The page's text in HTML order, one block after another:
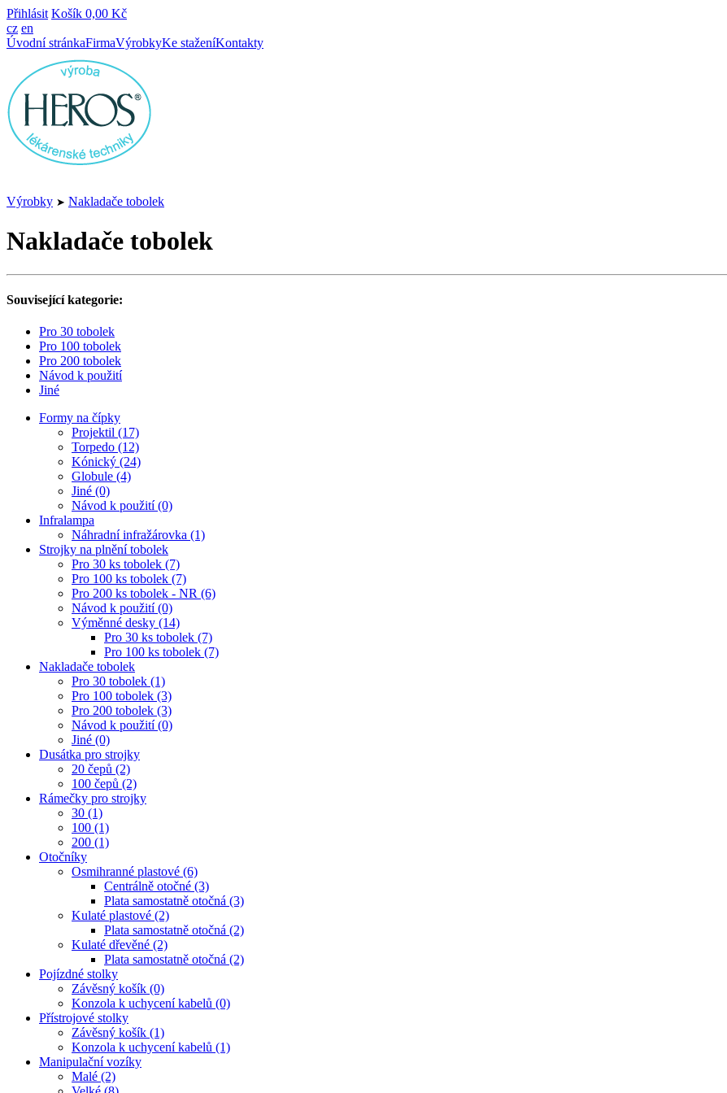
Přihlásit Košík 0,00 Kč
cz en
Úvodní stránkaFirmaVýrobkyKe staženíKontakty
Výrobky ➤ Nakladače tobolek
Nakladače tobolek
Související kategorie:
Pro 30 tobolek
Pro 100 tobolek
Pro 200 tobolek
Návod k použití
Jiné
Formy na čípky
Projektil (17)
Torpedo (12)
Kónický (24)
Globule (4)
Jiné (0)
Návod k použití (0)
Infralampa
Náhradní infražárovka (1)
Strojky na plnění tobolek
Pro 30 ks tobolek (7)
Pro 100 ks tobolek (7)
Pro 200 ks tobolek - NR (6)
Návod k použití (0)
Výměnné desky (14)
Pro 30 ks tobolek (7)
Pro 100 ks tobolek (7)
Nakladače tobolek
Pro 30 tobolek (1)
Pro 100 tobolek (3)
Pro 200 tobolek (3)
Návod k použití (0)
Jiné (0)
Dusátka pro strojky
20 čepů (2)
100 čepů (2)
Rámečky pro strojky
30 (1)
100 (1)
200 (1)
Otočníky
Osmihranné plastové (6)
Centrálně otočné (3)
Plata samostatně otočná (3)
Kulaté plastové (2)
Plata samostatně otočná (2)
Kulaté dřevěné (2)
Plata samostatně otočná (2)
Pojízdné stolky
Závěsný košík (0)
Konzola k uchycení kabelů (0)
Přístrojové stolky
Závěsný košík (1)
Konzola k uchycení kabelů (1)
Manipulační vozíky
Malé (2)